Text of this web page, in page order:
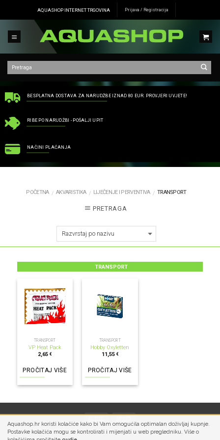
Aquashop.hr koristi kolačiće kako bi Vam omogućila optimalan doživljaj kupnje.
Postavke kolačića mogu se kontrolirati i mijenjati u web pregledniku. Više o
AQUASHOP INTERNET TRGOVINA Prijava / Registracija
BESPLATNA DOSTAVA ZA NARUDŽBE IZNAD 80 EUR. PROVJERI UVJETE!
RIBE PO NARUDŽBI - POŠALJI UPIT
NAČINI PLAĆANJA
POČETNA / AKVARISTIKA / LIJEČENJE I PERVENTIVA / TRANSPORT
PRETRAGA
TRANSPORT
NEMA NA ZALIHI
TRANSPORT
VP Heat Pack
2,65€
PROČITAJ VIŠE
NEMA NA ZALIHI
TRANSPORT
Hobby Oxyletten
11,55 €
PROČITAJ VIŠE